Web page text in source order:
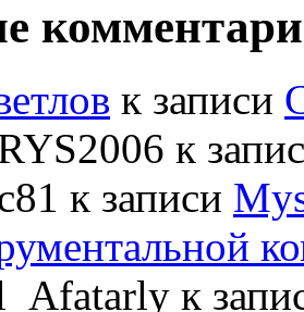
к записи
к
к записи
к